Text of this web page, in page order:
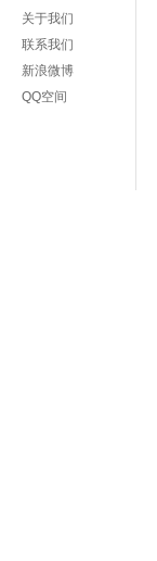
关于我们
联系我们
新浪微博
QQ空间